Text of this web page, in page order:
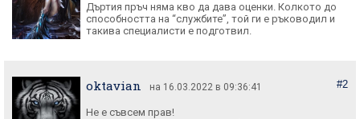
Дъртия пръч няма кво да дава оценки. Колкото до
способността на “службите”, той ги е ръководил и
такива специалисти е подготвил.
oktavian на 16.03.2022 в 09:36:41 #2
Не е съвсем прав!